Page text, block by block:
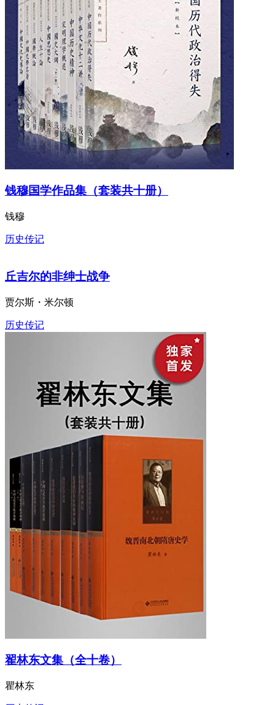
钱穆国学作品集（套装共十册）
钱穆
历史传记
丘吉尔的非绅士战争
贾尔斯・米尔顿
历史传记
翟林东文集（全十卷）
瞿林东